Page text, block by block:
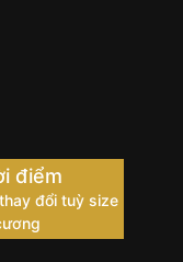
điểm
đổi tuỳ size